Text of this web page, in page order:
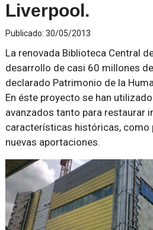
Liverpool.
Publicado: 30/05/2013
La renovada Biblioteca Central
desarrollo de casi 60 millones
declarado Patrimonio de la
En éste proyecto se han
avanzados tanto para restaurar
características históricas, como
nuevas aportaciones.